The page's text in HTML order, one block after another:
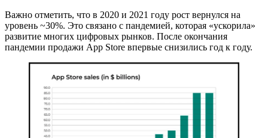
Важно отметить, что в 2020 и 2021 году рост вернулся на
уровень ~30%. Это связано с пандемией, которая «ускорила»
развитие многих цифровых рынков. После окончания
пандемии продажи App Store впервые снизились год к году.